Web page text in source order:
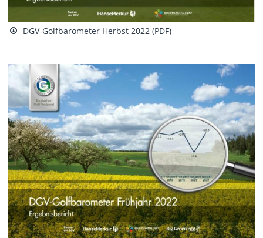
DGV-Golfbarometer Herbst 2022 (PDF)